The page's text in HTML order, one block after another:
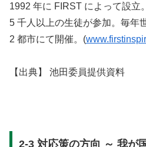
1992 年に FIRST によって設立
5 千人以上の生徒が参加。毎年
2 都市にて開催。(
【出典】 池田委員提供資料
2-3 対応策の方向 ～ 我が